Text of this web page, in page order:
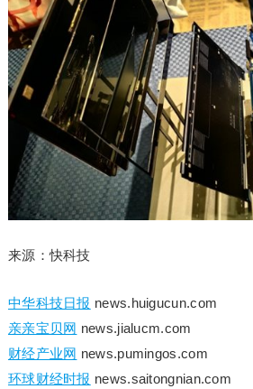
来源：快科技
中华科技日报 news.huigucun.com
亲亲宝贝网 news.jialucm.com
财经产业网 news.pumingos.com
环球财经时报 news.saitongnian.com